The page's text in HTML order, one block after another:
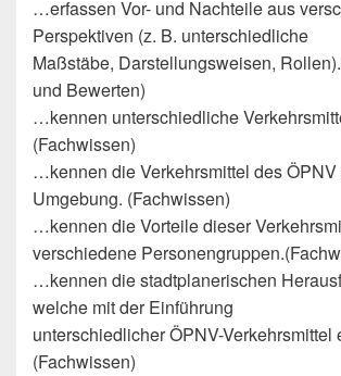
…erfassen Vor- und Nachteile aus
Perspektiven (z. B. unterschiedliche
Maßstäbe, Darstellungsweisen,
und Bewerten)
…kennen unterschiedliche
(Fachwissen)
…kennen die Verkehrsmittel des ÖPNV
Umgebung. (Fachwissen)
…kennen die Vorteile dieser
verschiedene
…kennen die stadtplanerischen
welche mit der Einführung
unterschiedlicher ÖPNV-Verkehrsmittel
(Fachwissen)